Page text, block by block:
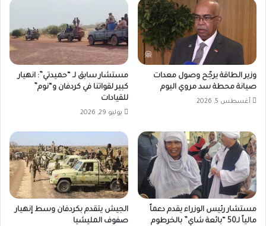
وزير الطاقة يرجّح وصول معدات
صيانة محطة سد مروي اليوم
أغسطس 5, 2026
مستشار سابق لـ “حميدتي”: انهيار
كبير لقواتنا في كردفان و“نوم”
للقيادات
يوليو 29, 2026
مستشار رئيس الوزراء يقدم دعماً
مالياً لـ50 “بائعة شاي” بالخرطوم
الجيش يتقدم بكردفان وسط إنهيار
صفوف المليشيا